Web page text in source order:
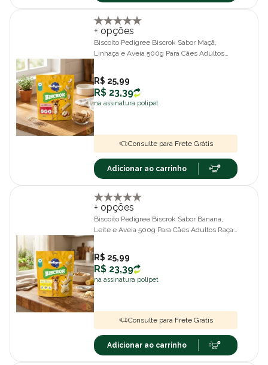
+ opções
Biscoito Pedigree Biscrok Sabor Maçã,
Linhaça e Aveia 500g Para Cães Adultos
R$ 25,99
R$ 23,39
na assinatura polipet
Consulte para Frete Grátis
Adicionar ao carrinho
+ opções
Biscoito Pedigree Biscrok Sabor Banana,
Leite e Aveia 500g Para Cães Adultos Raças
R$ 25,99
R$ 23,39
na assinatura polipet
Consulte para Frete Grátis
Adicionar ao carrinho